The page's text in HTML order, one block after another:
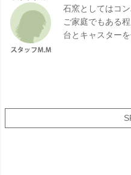
石窯としてはコ
ご家庭でもある
台とキャスター